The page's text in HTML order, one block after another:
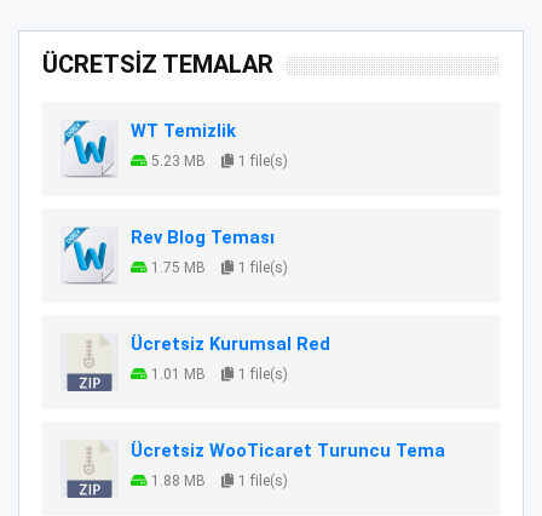
ÜCRETSİZ TEMALAR
WT Temizlik
5.23 MB 1 file(s)
Rev Blog Teması
1.75 MB 1 file(s)
Ücretsiz Kurumsal Red
1.01 MB 1 file(s)
Ücretsiz WooTicaret Turuncu Tema
1.88 MB 1 file(s)